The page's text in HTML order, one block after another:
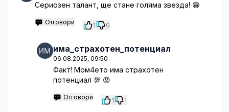
Сериозен талант, ще стане голяма звезда! 😁
Отговори 1 0
има_страхотен_потенциал
06.08.2025, 09:50
Факт! Мом4ето има страхотен
потенциал 💯 😡
Отговори 1 1